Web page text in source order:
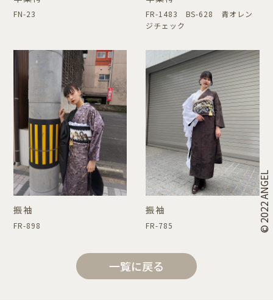
FN-23
FR-1483 BS-628 青オレン
ジチェック
振袖
FR-898
振袖
FR-785
一覧に戻る
© 2022 ANGEL